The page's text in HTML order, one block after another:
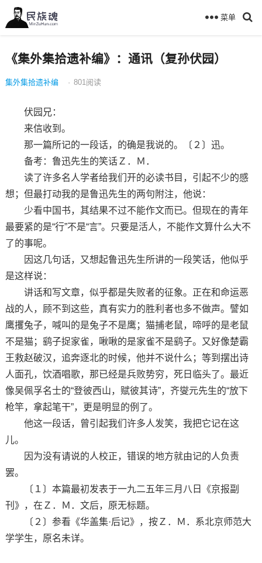
菜单
《集外集拾遗补编》：通讯（复孙伏园）
集外集拾遗补编 · 801 阅读
伏园兄：
来信收到。
那一篇所记的一段话，的确是我说的。〔２〕迅。
备考：鲁迅先生的笑话Ｚ．Ｍ．
读了许多名人学者给我们开的必读书目，引起不少的感
想；但最打动我的是鲁迅先生的两句附注，他说：
少看中国书，其结果不过不能作文而已。但现在的青年
最要紧的是“行”不是“言”。只要是活人，不能作文算什么大不
了的事呢。
因这几句话，又想起鲁迅先生所讲的一段笑话，他似乎
是这样说：
讲话和写文章，似乎都是失败者的征象。正在和命运恶
战的人，顾不到这些，真有实力的胜利者也多不做声。譬如
鹰攫兔子，喊叫的是兔子不是鹰；猫捕老鼠，啼呼的是老鼠
不是猫；鹞子捉家雀，啾啾的是家雀不是鹞子。又好像楚霸
王救赵破汉，追奔逐北的时候，他并不说什么；等到摆出诗
人面孔，饮酒唱歌，那已经是兵败势穷，死日临头了。最近
像吴佩孚名士的“登彼西山，赋彼其诗”，齐燮元先生的“放下
枪竿，拿起笔干”，更是明显的例了。
他这一段话，曾引起我们许多人发笑，我把它记在这
儿。
因为没有请说的人校正，错误的地方就由记的人负责
罢。
〔１〕本篇最初发表于一九二五年三月八日《京报副
刊》，在Ｚ．Ｍ．文后，原无标题。
〔２〕参看《华盖集·后记》，按Ｚ．Ｍ．系北京师范大
学学生，原名未详。